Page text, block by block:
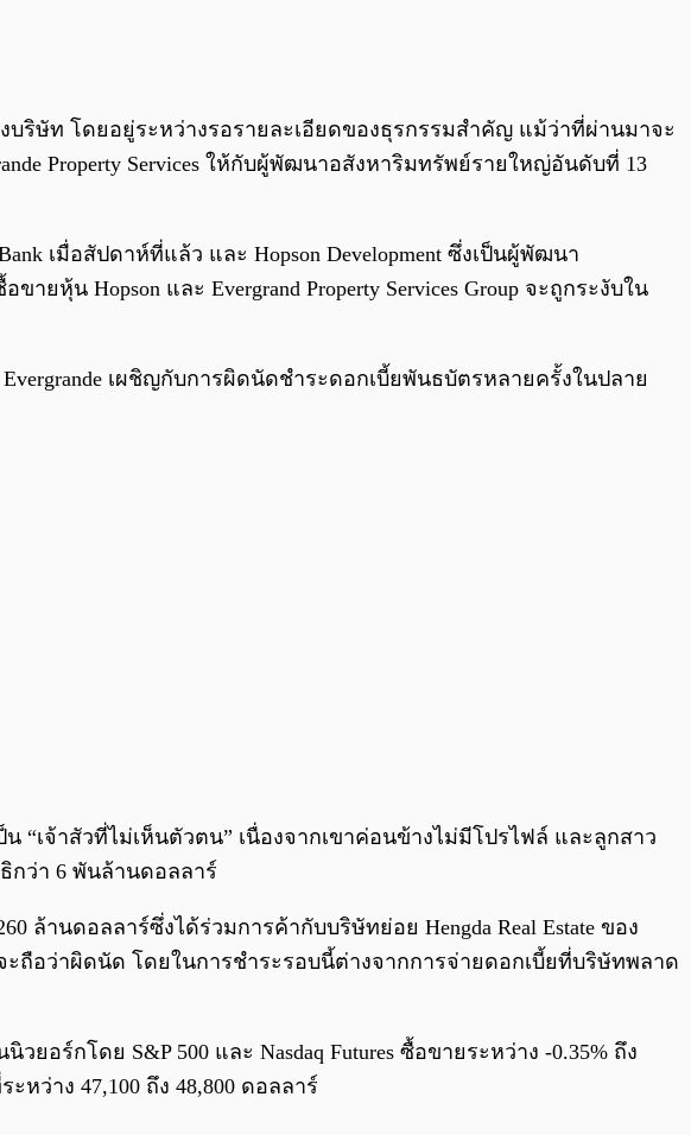
0:00 / 0:00
บริษัท โดยอยู่ระหว่างรอรายละเอียดของธุรกรรมสำคัญ แม้ว่าที่ผ่านมาจะ
Property Services ให้กับผู้พัฒนาอสังหาริมทรัพย์รายใหญ่อันดับที่ 13
เมื่อสัปดาห์ที่แล้ว และ Hopson Development ซึ่งเป็นผู้พัฒนา
หุ้น Hopson และ Evergrand Property Services Group จะถูกระงับใน
เผชิญกับการผิดนัดชำระดอกเบี้ยพันธบัตรหลายครั้งในปลาย
“เจ้าสัวที่ไม่เห็นตัวตน” เนื่องจากเขาค่อนข้างไม่มีโปรไฟล์ และลูกสาว
กว่า 6 พันล้านดอลลาร์
านดอลลาร์ซึ่งได้ร่วมการค้ากับบริษัทย่อย Hengda Real Estate ของ
จะถือว่าผิดนัด โดยในการชำระรอบนี้ต่างจากการจ่ายดอกเบี้ยที่บริษัทพลาด
ร์กโดย S&P 500 และ Nasdaq Futures ซื้อขายระหว่าง -0.35% ถึง
ว่าง 47,100 ถึง 48,800 ดอลลาร์